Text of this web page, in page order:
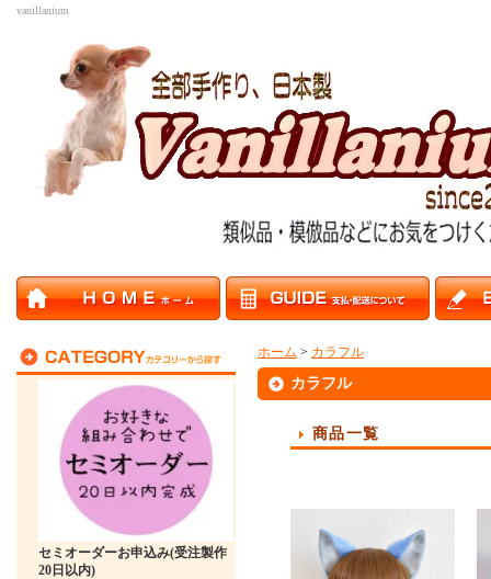
vanillanium
セミオーダーお申込み(受注製作
20日以内)
ホーム > カラフル
カラフル
商品一覧